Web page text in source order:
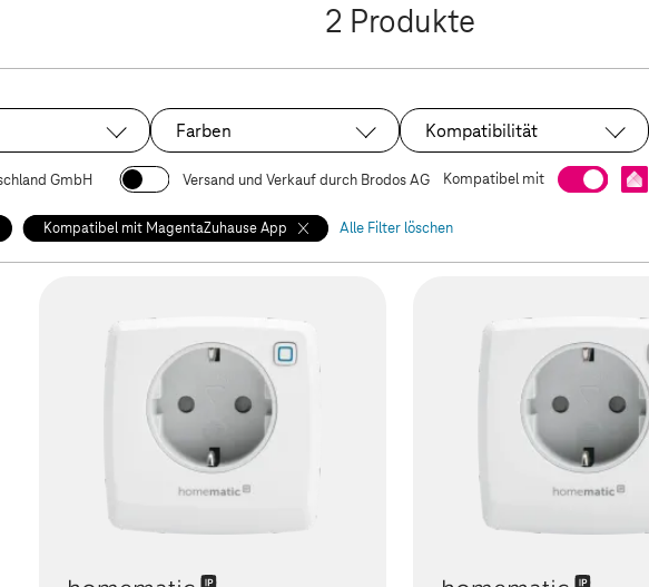
2 Produkte
Farben Kompatibilität
GmbH Versand und Verkauf durch Brodos AG Kompatibel mit
Kompatibel mit MagentaZuhause App Alle Filter löschen